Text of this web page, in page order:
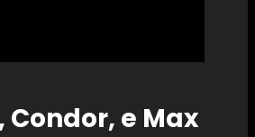
Condor, e Max